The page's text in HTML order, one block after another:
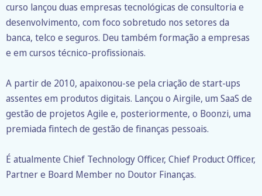
curso lançou duas empresas tecnológicas de consultoria e
desenvolvimento, com foco sobretudo nos setores da
banca, telco e seguros. Deu também formação a empresas
e em cursos técnico-profissionais.
A partir de 2010, apaixonou-se pela criação de start-ups
assentes em produtos digitais. Lançou o Airgile, um SaaS de
gestão de projetos Agile e, posteriormente, o Boonzi, uma
premiada fintech de gestão de finanças pessoais.
É atualmente Chief Technology Officer, Chief Product Officer,
Partner e Board Member no Doutor Finanças.